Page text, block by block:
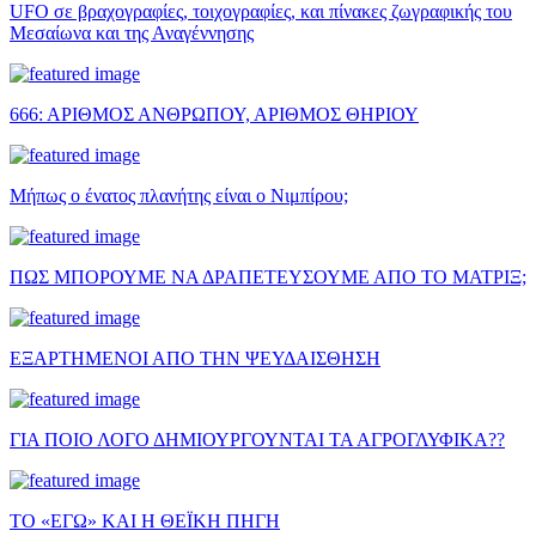
UFO σε βραχογραφίες, τοιχογραφίες, και πίνακες ζωγραφικής του
Μεσαίωνα και της Αναγέννησης
666: ΑΡΙΘΜΟΣ ΑΝΘΡΩΠΟΥ, ΑΡΙΘΜΟΣ ΘΗΡΙΟΥ
Μήπως ο ένατος πλανήτης είναι ο Νιμπίρου;
ΠΩΣ ΜΠΟΡΟΥΜΕ ΝΑ ΔΡΑΠΕΤΕΥΣΟΥΜΕ ΑΠΟ ΤΟ ΜΑΤΡΙΞ;
ΕΞΑΡΤΗΜΕΝΟΙ ΑΠΟ ΤΗΝ ΨΕΥΔΑΙΣΘΗΣΗ
ΓΙΑ ΠΟΙΟ ΛΟΓΟ ΔΗΜΙΟΥΡΓΟΥΝΤΑΙ ΤΑ ΑΓΡΟΓΛΥΦΙΚΑ??
ΤΟ «ΕΓΩ» ΚΑΙ Η ΘΕΪΚΗ ΠΗΓΗ